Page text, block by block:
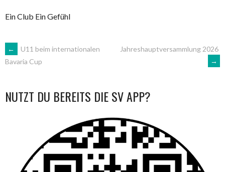
Ein Club Ein Gefühl
ARTIKEL-
←
U11 beim internationalen
Bavaria Cup
Jahreshauptversammlung 2026
→
NUTZT DU BEREITS DIE SV APP?